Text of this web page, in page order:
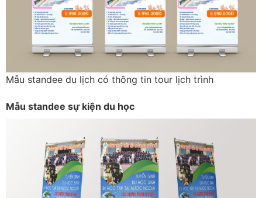
Mẫu standee du lịch có thông tin tour lịch trình
Mẫu standee sự kiện du học